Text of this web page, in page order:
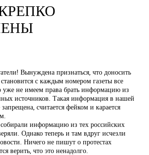
Вынуждена признаться, что доносить
с каждым номером газеты все
уже не имеем права брать информацию из
источников. Такая информация в нашей
считается фейком и карается
информацию из тех российских
Однако теперь и там вдруг исчезли
Ничего не пишут о протестах
верить, что это ненадолго.